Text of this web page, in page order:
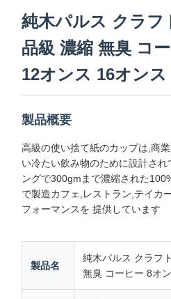
純木パルス クラフ
品級 濃縮 無臭 コ
12オンス 16オンス
製品概要
高級の使い捨て紙のカップは,商
い冷たい飲み物のために設計さ
ングで300gmまで濃縮された
で製造カフェ,レストラン,テイカ
フォーマンスを 提供しています
製品名
純木パルス クラフ
無臭 コーヒー 8オ